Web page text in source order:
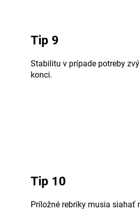
Tip 9
Stabilitu v prípade potreby
konci.
Tip 10
Príložné rebríky musia siahať